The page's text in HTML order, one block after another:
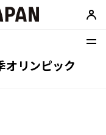
オリンピック